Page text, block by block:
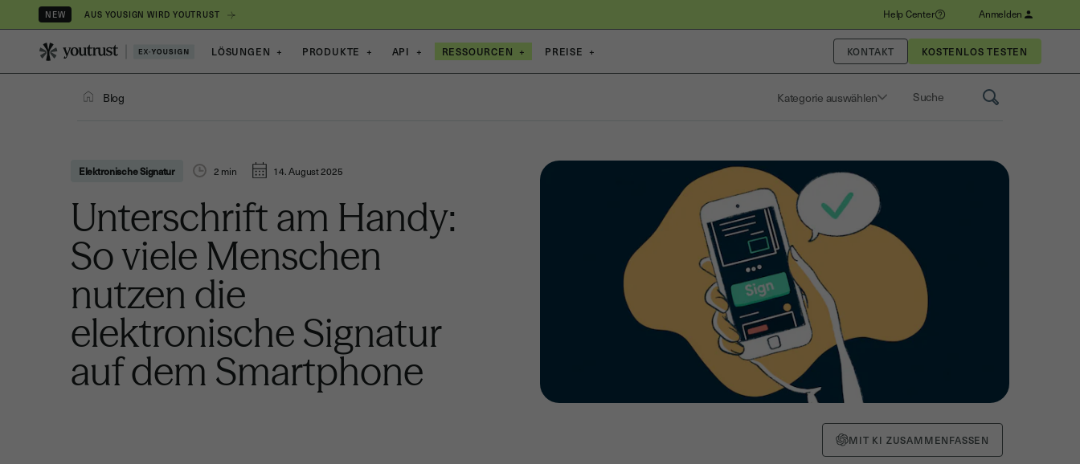
NEW AUS YOUSIGN WIRD YOUTRUST Help Center Anmelden
LÖSUNGEN + PRODUKTE + API + RESSOURCEN + PREISE + KONTAKT
Blog Kategorie auswählen Saisissez un terme pour
Elektronische Signatur 2 min 14. August 2025
Unterschrift am Handy:
So viele Menschen
nutzen die
elektronische Signatur
auf dem Smartphone
MIT KI ZUSAMMENFASSEN